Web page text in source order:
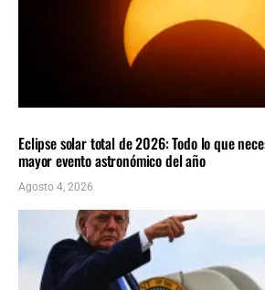
Eclipse solar total de 2026: Todo lo que
mayor evento astronómico del año
Agosto 4, 2026